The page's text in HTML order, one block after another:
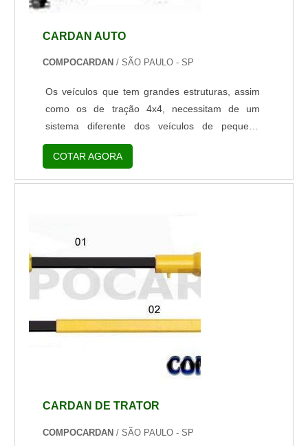
CARDAN AUTO
COMPOCARDAN/ SÃO PAULO - SP
Os veículos que tem grandes estruturas, assim
como os de tração 4x4, necessitam de um
sistema diferente dos veículos de pequeno
porte, pois eles são submetidos a forças
diferentes. Um veículo de grande porte sofre
com maior desgaste devido à sua capacidade de
especificamente entre o câmbio e o diferen...
COTAR AGORA
CARDAN DE TRATOR
COMPOCARDAN/ SÃO PAULO - SP